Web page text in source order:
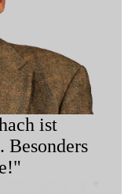
ist
Besonders